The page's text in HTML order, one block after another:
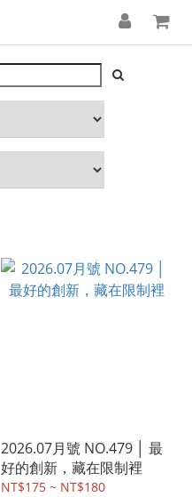
2026.07月號 NO.479 │ 最
好的創新，藏在限制裡
NT$175 ~ NT$180